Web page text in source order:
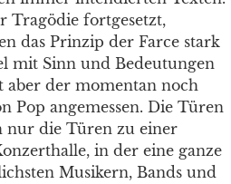
Tragödie fortgesetzt,
das Prinzip der Farce stark
mit Sinn und Bedeutungen
aber der momentan noch
Pop angemessen. Die Türen
nur die Türen zu einer
in der eine ganze
Musikern, Bands und